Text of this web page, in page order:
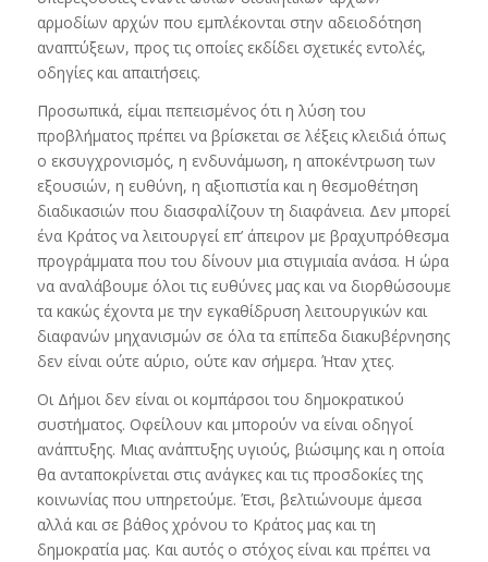
αρμοδίων αρχών που εμπλέκονται στην αδειοδότηση
αναπτύξεων, προς τις οποίες εκδίδει σχετικές εντολές,
οδηγίες και απαιτήσεις.
Προσωπικά, είμαι πεπεισμένος ότι η λύση του
προβλήματος πρέπει να βρίσκεται σε λέξεις κλειδιά όπως
ο εκσυγχρονισμός, η ενδυνάμωση, η αποκέντρωση των
εξουσιών, η ευθύνη, η αξιοπιστία και η θεσμοθέτηση
διαδικασιών που διασφαλίζουν τη διαφάνεια. Δεν μπορεί
ένα Κράτος να λειτουργεί επ’ άπειρον με βραχυπρόθεσμα
προγράμματα που του δίνουν μια στιγμιαία ανάσα. Η ώρα
να αναλάβουμε όλοι τις ευθύνες μας και να διορθώσουμε
τα κακώς έχοντα με την εγκαθίδρυση λειτουργικών και
διαφανών μηχανισμών σε όλα τα επίπεδα διακυβέρνησης
δεν είναι ούτε αύριο, ούτε καν σήμερα. Ήταν χτες.
Οι Δήμοι δεν είναι οι κομπάρσοι του δημοκρατικού
συστήματος. Οφείλουν και μπορούν να είναι οδηγοί
ανάπτυξης. Μιας ανάπτυξης υγιούς, βιώσιμης και η οποία
θα ανταποκρίνεται στις ανάγκες και τις προσδοκίες της
κοινωνίας που υπηρετούμε. Έτσι, βελτιώνουμε άμεσα
αλλά και σε βάθος χρόνου το Κράτος μας και τη
δημοκρατία μας. Και αυτός ο στόχος είναι και πρέπει να